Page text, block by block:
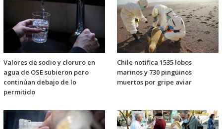
Valores de sodio y cloruro en
agua de OSE subieron pero
continúan debajo de lo
permitido
Chile notifica 1535 lobos
marinos y 730 pingüinos
muertos por gripe aviar